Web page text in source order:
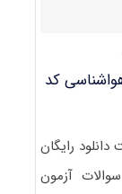
سوالات آزمون دکتری ۹۴ هواشناسی کد
رایگان
آزمون